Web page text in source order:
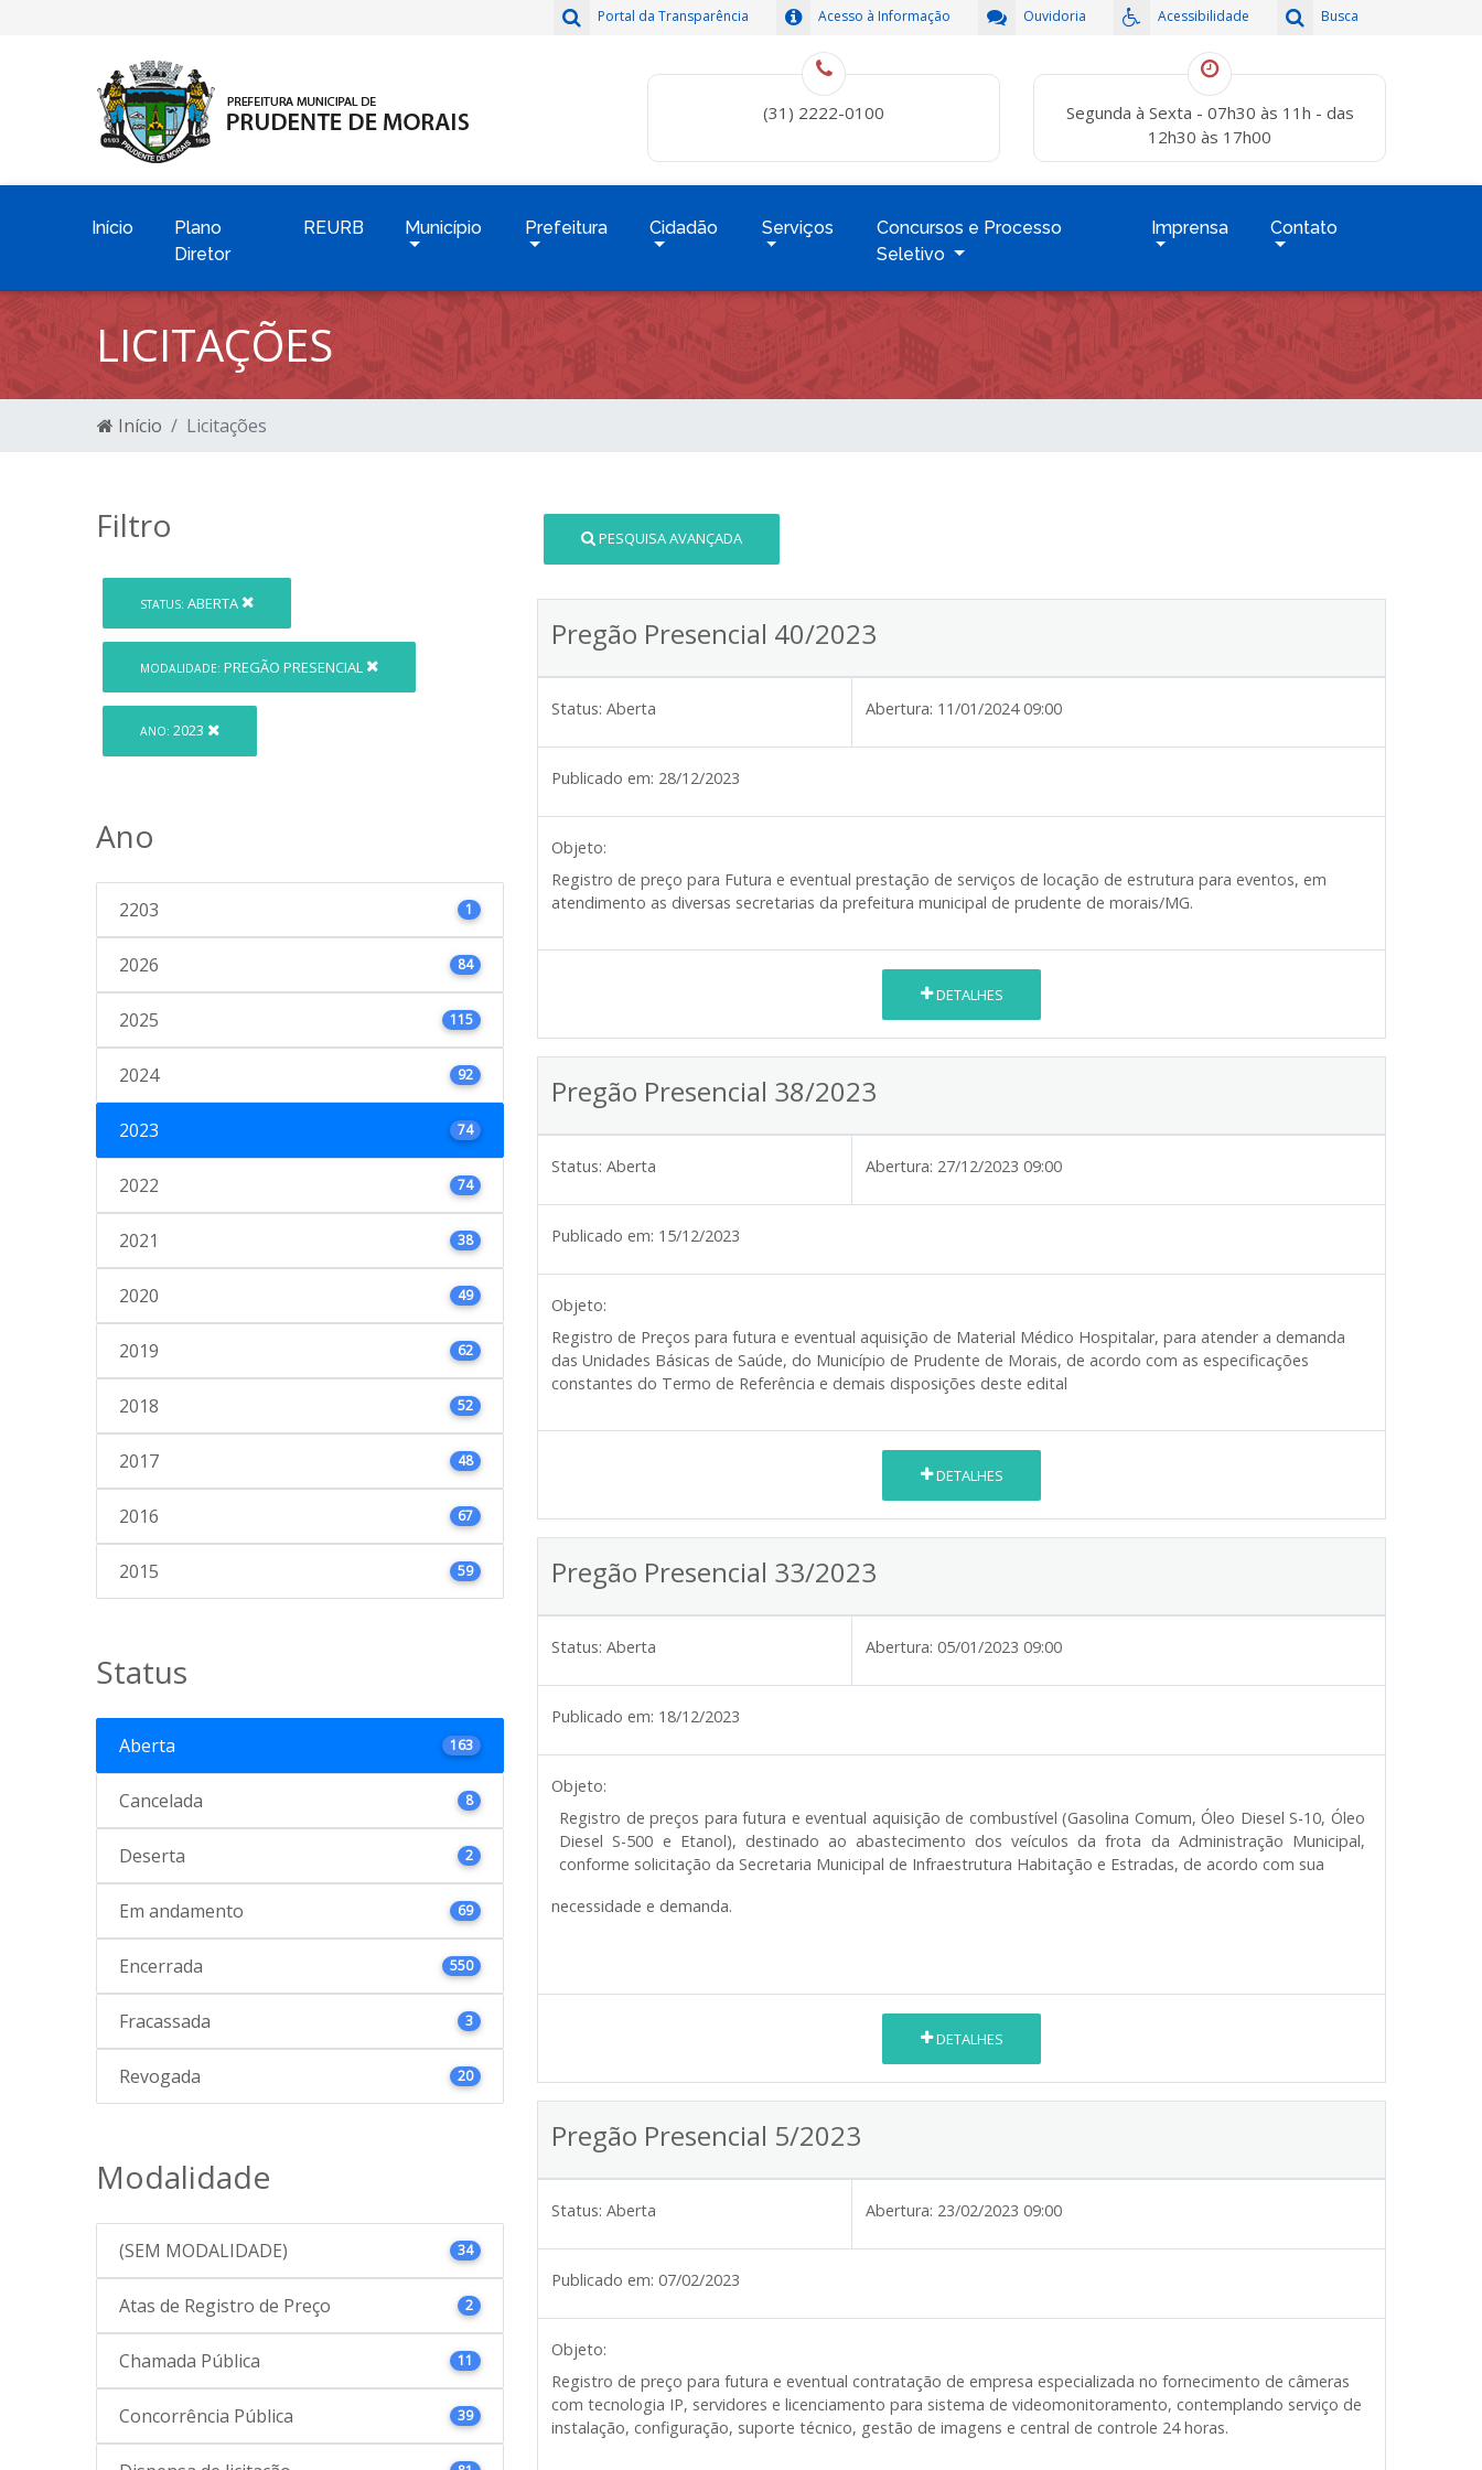
Busca
Acessibilidade
Ouvidoria
Acesso à Informação
Portal da Transparência
(31) 2222-0100
Segunda à Sexta - 07h30 às 11h - das
12h30 às 17h00
Início
Plano
Diretor
REURB Município Prefeitura Cidadão Serviços
Concursos e Processo
Seletivo
Imprensa Contato
LICITAÇÕES
Início Licitações
Filtro
STATUS: ABERTA
MODALIDADE: PREGÃO PRESENCIAL
ANO: 2023
Ano
2203 1
2026 84
2025 115
2024 92
2023 74
2022 74
2021 38
2020 49
2019 62
2018 52
2017 48
2016 67
2015 59
Status
Aberta 163
Cancelada 8
Deserta 2
Em andamento 69
Encerrada 550
Fracassada 3
Revogada 20
Modalidade
(SEM MODALIDADE) 34
Atas de Registro de Preço 2
Chamada Pública 11
Concorrência Pública 39
PESQUISA AVANÇADA
Pregão Presencial 40/2023
Status: Aberta Abertura: 11/01/2024 09:00
Publicado em: 28/12/2023
Objeto:
Registro de preço para Futura e eventual prestação de serviços de locação de estrutura para eventos, em
atendimento as diversas secretarias da prefeitura municipal de prudente de morais/MG.
DETALHES
Pregão Presencial 38/2023
Status: Aberta Abertura: 27/12/2023 09:00
Publicado em: 15/12/2023
Objeto:
Registro de Preços para futura e eventual aquisição de Material Médico Hospitalar, para atender a demanda
das Unidades Básicas de Saúde, do Município de Prudente de Morais, de acordo com as especificações
constantes do Termo de Referência e demais disposições deste edital
DETALHES
Pregão Presencial 33/2023
Status: Aberta Abertura: 05/01/2023 09:00
Publicado em: 18/12/2023
Objeto:
Registro de preços para futura e eventual aquisição de combustível (Gasolina Comum, Óleo Diesel S-10, Óleo
Diesel S-500 e Etanol), destinado ao abastecimento dos veículos da frota da Administração Municipal,
conforme solicitação da Secretaria Municipal de Infraestrutura Habitação e Estradas, de acordo com sua
necessidade e demanda.
DETALHES
Pregão Presencial 5/2023
Status: Aberta Abertura: 23/02/2023 09:00
Publicado em: 07/02/2023
Objeto:
Registro de preço para futura e eventual contratação de empresa especializada no fornecimento de câmeras
com tecnologia IP, servidores e licenciamento para sistema de videomonitoramento, contemplando serviço de
instalação, configuração, suporte técnico, gestão de imagens e central de controle 24 horas.